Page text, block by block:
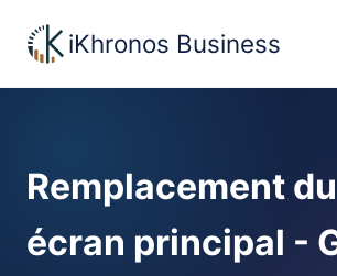
iKhronos Business
Accueil
Remplacement
écran principal -